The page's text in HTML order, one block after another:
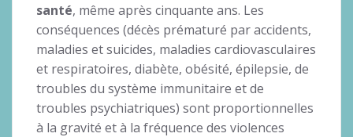
santé, même après cinquante ans. Les
conséquences (décès prématuré par accidents,
maladies et suicides, maladies cardiovasculaires
et respiratoires, diabète, obésité, épilepsie, de
troubles du système immunitaire et de
troubles psychiatriques) sont proportionnelles
à la gravité et à la fréquence des violences